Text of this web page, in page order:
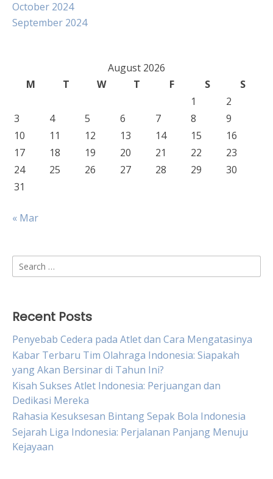
October 2024
September 2024
August 2026
M
T W T F S
S
1
2
3
4 5 6 7 8
9
10
11 12 13 14 15
16
17
18 19 20 21 22
23
24
25 26 27 28 29
30
31
« Mar
Search
for:
Recent Posts
Penyebab Cedera pada Atlet dan Cara Mengatasinya
Kabar Terbaru Tim Olahraga Indonesia: Siapakah
yang Akan Bersinar di Tahun Ini?
Kisah Sukses Atlet Indonesia: Perjuangan dan
Dedikasi Mereka
Rahasia Kesuksesan Bintang Sepak Bola Indonesia
Sejarah Liga Indonesia: Perjalanan Panjang Menuju
Kejayaan